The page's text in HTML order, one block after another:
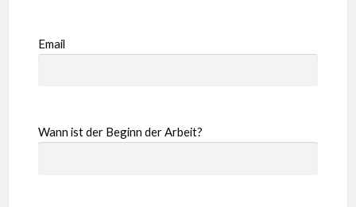
Email
Wann ist der Beginn der Arbeit?